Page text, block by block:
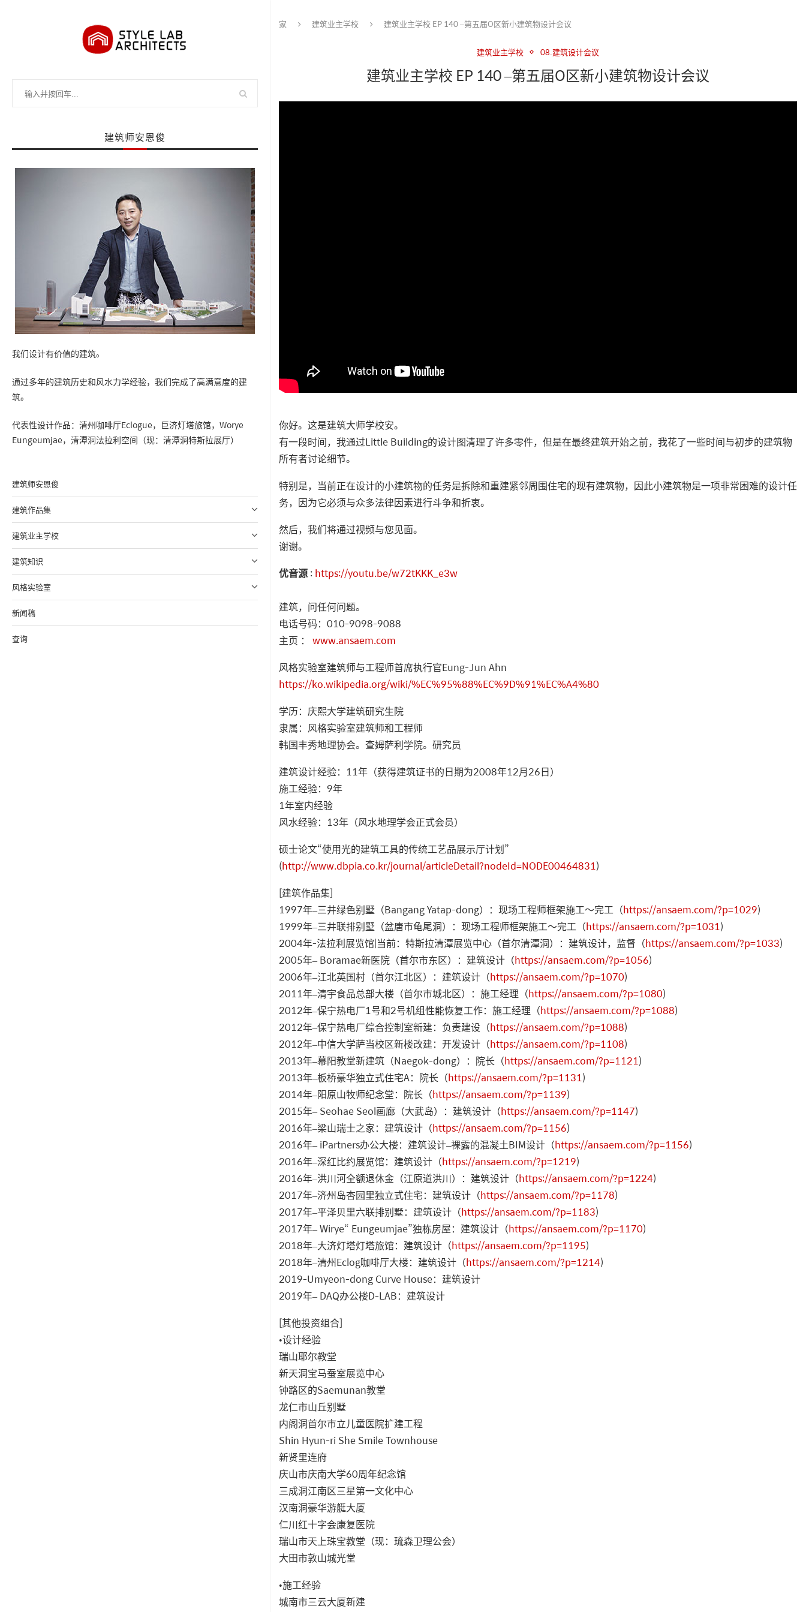
建筑师安恩俊
我们设计有价值的建筑。
通过多年的建筑历史和风水力学经验，我们完成了高满意度的建
筑。
代表性设计作品：清州咖啡厅Eclogue，巨济灯塔旅馆，Worye
Eungeumjae，清潭洞法拉利空间（现：清潭洞特斯拉展厅）
建筑师安恩俊
建筑作品集
建筑业主学校
建筑知识
风格实验室
新闻稿
查询
家 建筑业主学校 建筑业主学校 EP 140 –第五届O区新小建筑物设计会议
建筑业主学校 08.建筑设计会议
建筑业主学校 EP 140 –第五届O区新小建筑物设计会议
你好。这是建筑大师学校安。
有一段时间，我通过Little Building的设计图清理了许多零件，但是在最终建筑开始之前，我花了一些时间与初步的建筑物
所有者讨论细节。
特别是，当前正在设计的小建筑物的任务是拆除和重建紧邻周围住宅的现有建筑物，因此小建筑物是一项非常困难的设计任
务，因为它必须与众多法律因素进行斗争和折衷。
然后，我们将通过视频与您见面。
谢谢。
优音源 : https://youtu.be/w72tKKK_e3w
建筑，问任何问题。
电话号码：010-9098-9088
主页 ： www.ansaem.com
风格实验室建筑师与工程师首席执行官Eung-Jun Ahn
https://ko.wikipedia.org/wiki/%EC%95%88%EC%9D%91%EC%A4%80
学历：庆熙大学建筑研究生院
隶属：风格实验室建筑师和工程师
韩国丰秀地理协会。查姆萨利学院。研究员
建筑设计经验：11年（获得建筑证书的日期为2008年12月26日）
施工经验：9年
1年室内经验
风水经验：13年（风水地理学会正式会员）
硕士论文“使用光的建筑工具的传统工艺品展示厅计划”
(http://www.dbpia.co.kr/journal/articleDetail?nodeId=NODE00464831)
[建筑作品集]
1997年–三井绿色别墅（Bangang Yatap-dong）：现场工程师框架施工〜完工（https://ansaem.com/?p=1029)
1999年–三井联排别墅（盆唐市龟尾洞）：现场工程师框架施工〜完工（https://ansaem.com/?p=1031)
2004年-法拉利展览馆|当前：特斯拉清潭展览中心（首尔清潭洞）：建筑设计，监督（https://ansaem.com/?p=1033)
2005年– Boramae新医院（首尔市东区）：建筑设计（https://ansaem.com/?p=1056)
2006年–江北英国村（首尔江北区）：建筑设计（https://ansaem.com/?p=1070)
2011年–清宇食品总部大楼（首尔市城北区）：施工经理（https://ansaem.com/?p=1080)
2012年–保宁热电厂1号和2号机组性能恢复工作：施工经理（https://ansaem.com/?p=1088)
2012年–保宁热电厂综合控制室新建：负责建设（https://ansaem.com/?p=1088)
2012年–中信大学萨当校区新楼改建：开发设计（https://ansaem.com/?p=1108)
2013年–幕阳教堂新建筑（Naegok-dong）：院长（https://ansaem.com/?p=1121)
2013年–板桥豪华独立式住宅A：院长（https://ansaem.com/?p=1131)
2014年–阳原山牧师纪念堂：院长（https://ansaem.com/?p=1139)
2015年– Seohae Seol画廊（大武岛）：建筑设计（https://ansaem.com/?p=1147)
2016年–梁山瑞士之家：建筑设计（https://ansaem.com/?p=1156)
2016年– iPartners办公大楼：建筑设计–裸露的混凝土BIM设计（https://ansaem.com/?p=1156)
2016年–深红比约展览馆：建筑设计（https://ansaem.com/?p=1219)
2016年–洪川河全额退休金（江原道洪川）：建筑设计（https://ansaem.com/?p=1224)
2017年–济州岛杏园里独立式住宅：建筑设计（https://ansaem.com/?p=1178)
2017年–平泽贝里六联排别墅：建筑设计（https://ansaem.com/?p=1183)
2017年– Wirye“ Eungeumjae”独栋房屋：建筑设计（https://ansaem.com/?p=1170)
2018年–大济灯塔灯塔旅馆：建筑设计（https://ansaem.com/?p=1195)
2018年–清州Eclog咖啡厅大楼：建筑设计（https://ansaem.com/?p=1214)
2019-Umyeon-dong Curve House：建筑设计
2019年– DAQ办公楼D-LAB：建筑设计
[其他投资组合]
•设计经验
瑞山耶尔教堂
新天洞宝马蚕室展览中心
钟路区的Saemunan教堂
龙仁市山丘别墅
内阁洞首尔市立儿童医院扩建工程
Shin Hyun-ri She Smile Townhouse
新贤里连府
庆山市庆南大学60周年纪念馆
三成洞江南区三星第一文化中心
汉南洞豪华游艇大厦
仁川红十字会康复医院
瑞山市天上珠宝教堂（现：琉森卫理公会）
大田市敦山城光堂
•施工经验
城南市三云大厦新建